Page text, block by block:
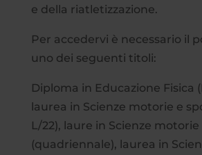
e della riatletizzazione.
Per accedervi è necessario il
uno dei seguenti titoli:
Diploma in Educazione Fisica
laurea in Scienze motorie e
L/22), laure in Scienze motorie
(quadriennale), laurea in